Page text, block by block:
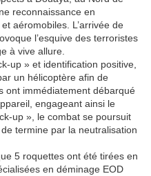
reconnaissance en
aéromobiles. L’arrivée de
l’esquive des terroristes
à vive allure.
up » et identification positive,
un hélicoptère afin de
ont immédiatement débarqué
engageant ainsi le
up », le combat se poursuit
termine par la neutralisation
5 roquettes ont été tirées en
en déminage EOD